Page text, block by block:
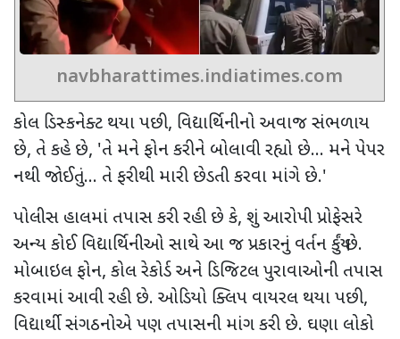
navbharattimes.indiatimes.com
કોલ ડિસ્કનેક્ટ થયા પછી, વિદ્યાર્થિનીનો અવાજ સંભળાય
છે, તે કહે છે, 'તે મને ફોન કરીને બોલાવી રહ્યો છે... મને પેપર
નથી જોઈતું... તે ફરીથી મારી છેડતી કરવા માંગે છે.'
પોલીસ હાલમાં તપાસ કરી રહી છે કે, શું આરોપી પ્રોફેસરે
અન્ય કોઈ વિદ્યાર્થિનીઓ સાથે આ જ પ્રકારનું વર્તન કર્યું છે.
મોબાઇલ ફોન, કોલ રેકોર્ડ અને ડિજિટલ પુરાવાઓની તપાસ
કરવામાં આવી રહી છે. ઓડિયો ક્લિપ વાયરલ થયા પછી,
વિદ્યાર્થી સંગઠનોએ પણ તપાસની માંગ કરી છે. ઘણા લોકો